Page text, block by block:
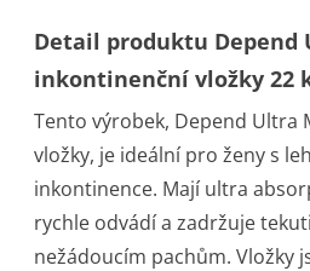
Detail produktu Depend
inkontinenční vložky 22
Tento výrobek, Depend Ultra
vložky, je ideální pro ženy s
inkontinence. Mají ultra
rychle odvádí a zadržuje
nežádoucím pachům. Vložky